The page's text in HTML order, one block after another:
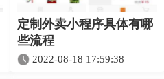
定制外卖小程序具体有哪
些流程
2022-08-18 17:59:38